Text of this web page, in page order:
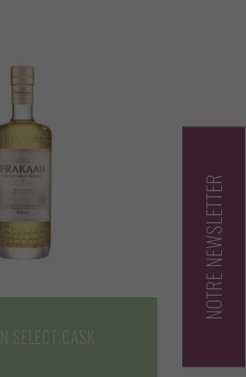
NOTRE NEWSLETTER
SELECT CASK